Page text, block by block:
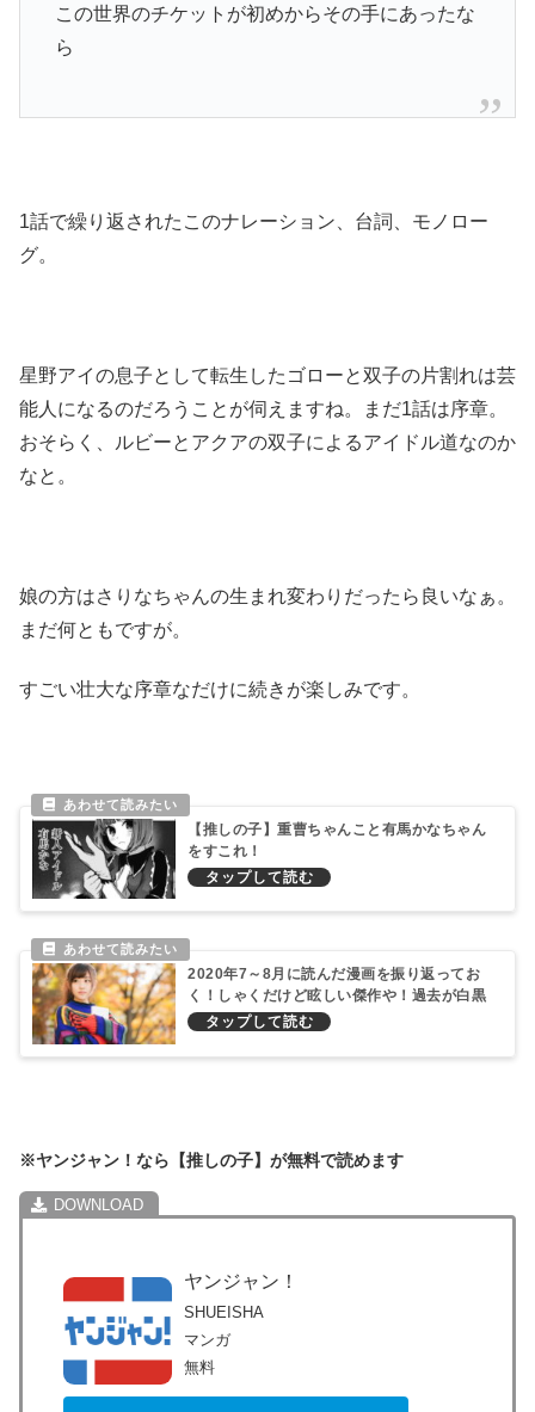
この世界のチケットが初めからその手にあったな
ら
1話で繰り返されたこのナレーション、台詞、モノロー
グ。
星野アイの息子として転生したゴローと双子の片割れは芸
能人になるのだろうことが伺えますね。まだ1話は序章。
おそらく、ルビーとアクアの双子によるアイドル道なのか
なと。
娘の方はさりなちゃんの生まれ変わりだったら良いなぁ。
まだ何ともですが。
すごい壮大な序章なだけに続きが楽しみです。
【推しの子】重曹ちゃんこと有馬かなちゃん
をすこれ！
2020年7～8月に読んだ漫画を振り返ってお
く！しゃくだけど眩しい傑作や！過去が白黒
で未来がカラーならさぁ…
※ヤンジャン！なら【推しの子】が無料で読めます
ヤンジャン！
SHUEISHA
マンガ
無料